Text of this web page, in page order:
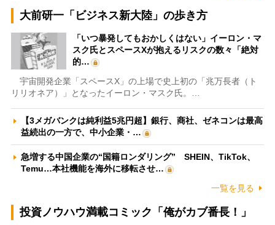
大前研一「ビジネス新大陸」の歩き方
「いつ暴発してもおかしくはない」イーロン・マ
スク氏とスペースXが抱えるリスクの数々「絶対
的…
宇宙開発企業「スペースX」の上場で史上初の「兆万長者（ト
リリオネア）」となったイーロン・マスク氏。…
【3メガバンクは純利益5兆円超】銀行、商社、ゼネコンは最高
益続出の一方で、中小企業・…
急増する中国企業の“国籍ロンダリング” SHEIN、TikTok、
Temu…本社機能を海外に移転させ…
一覧を見る
投資ノウハウ満載コミック「俺がカブ番長！」